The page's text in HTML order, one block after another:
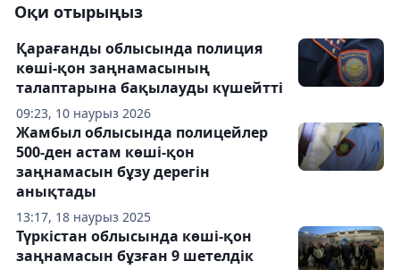
Оқи отырыңыз
09:23, 10 наурыз 2026
Қарағанды облысында полиция
көші-қон заңнамасының
талаптарына бақылауды күшейтті
13:17, 18 наурыз 2025
Жамбыл облысында полицейлер
500-ден астам көші-қон
заңнамасын бұзу дерегін
анықтады
Түркістан облысында көші-қон
заңнамасын бұзған 9 шетелдік